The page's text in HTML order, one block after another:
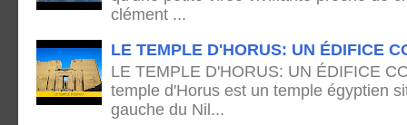
clément ...
LE TEMPLE D'HORUS: UN ÉDIFICE
LE TEMPLE D'HORUS: UN ÉDIFICE
temple d'Horus est un temple égyptien
gauche du Nil...